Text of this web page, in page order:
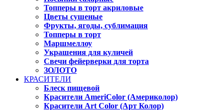
Топперы в торт акриловые
Цветы сушеные
Фрукты, ягоды, сублимация
Топперы в торт
Маршмеллоу
Украшения для куличей
Свечи фейерверки для торта
ЗОЛОТО
КРАСИТЕЛИ
Блеск пищевой
Красители AmeriColor (Америколор)
Красители Art Color (Арт Колор)